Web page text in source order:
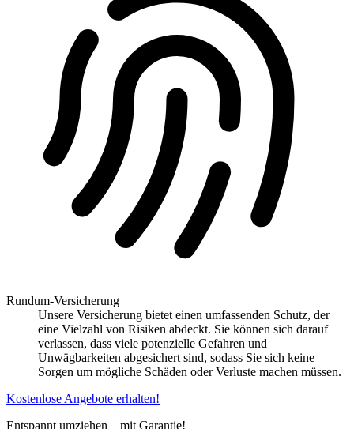
Rundum-Versicherung
Unsere Versicherung bietet einen umfassenden Schutz, der
eine Vielzahl von Risiken abdeckt. Sie können sich darauf
verlassen, dass viele potenzielle Gefahren und
Unwägbarkeiten abgesichert sind, sodass Sie sich keine
Sorgen um mögliche Schäden oder Verluste machen müssen.
Kostenlose Angebote erhalten!
Entspannt umziehen – mit Garantie!